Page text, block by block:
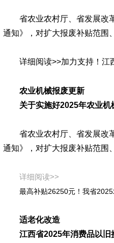
省农业农村厅、省发展改
通知》，对扩大报废补贴范围
详细阅读>>加力支持！江
农业机械报废更新
关于实施好2025年农业
省农业农村厅、省发展改
通知》，对扩大报废补贴范围
详细阅读>>
最高补贴26250元！我省
适老化改造
江西省2025年消费品以